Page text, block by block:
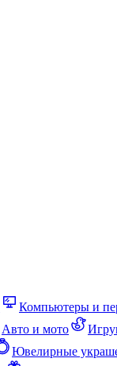
Компьютеры и
Авто и мото
Ювелирные